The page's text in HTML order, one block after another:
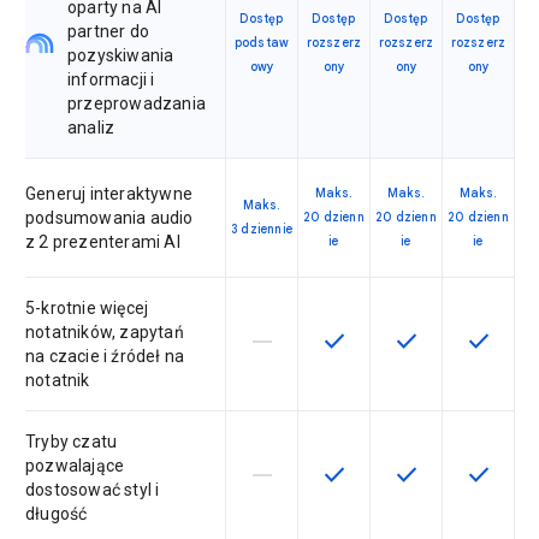
oparty na AI
partner do
pozyskiwania
informacji i
przeprowadzania
analiz
Dostęp
podstaw
owy
Dostęp
rozszerz
ony
Dostęp
rozszerz
ony
Dostęp
rozszerz
ony
Generuj interaktywne
podsumowania audio
z 2 prezenterami AI
Maks.
3 dziennie
Maks.
20 dzienn
ie
Maks.
20 dzienn
ie
Maks.
20 dzienn
ie
5-krotnie więcej
notatników, zapytań
na czacie i źródeł na
notatnik
Ta funkcja nie jest dostępna w
horizontal_rule Ta funkcja jest dostępna
check Ta funkcja jest
check Ta
check
Tryby czatu
pozwalające
dostosować styl i
długość
Ta funkcja nie jest dostępna w
horizontal_rule Ta funkcja jest dostępna
check Ta funkcja jest
check Ta
check